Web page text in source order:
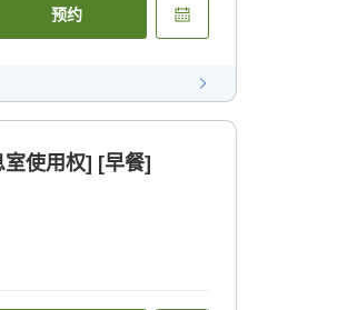
预约
使用权] [早餐]